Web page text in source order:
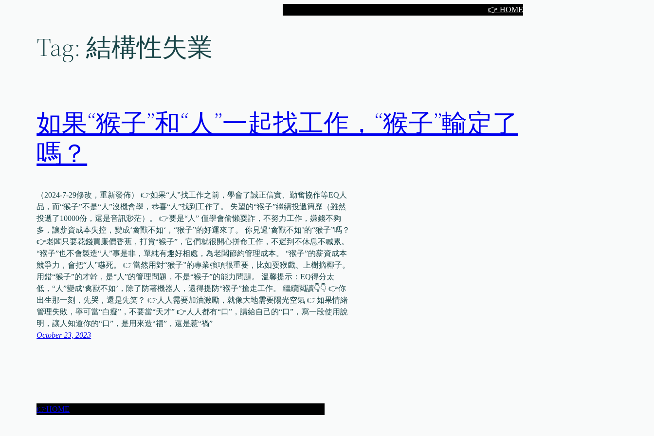
👉 HOME
Tag:結構性失業
如果“猴子”和“人”一起找工作，“猴子”輸定了
嗎？
（2024-7-29修改，重新發佈） 👉如果“人”找工作之前，學會了誠正信實、勤奮協作等EQ人
品，而“猴子”不是“人”沒機會學，恭喜“人”找到工作了。 失望的“猴子”繼續投遞簡歷（雖然
投遞了10000份，還是音訊渺茫）。 👉要是“人” 僅學會偷懶耍詐，不努力工作，嫌錢不夠
多，讓薪資成本失控，變成‘禽獸不如‘，“猴子”的好運來了。 你見過‘禽獸不如’的“猴子”嗎？
👉老闆只要花錢買廉價香蕉，打賞“猴子”，它們就很開心拼命工作，不遲到不休息不喊累。
“猴子”也不會製造“人”事是非，單純有趣好相處，為老闆節約管理成本。 “猴子”的薪資成本
競爭力，會把“人”嚇死。 👉當然用對“猴子”的專業強項很重要，比如耍猴戲、上樹摘椰子。
用錯“猴子”的才幹，是“人”的管理問題，不是“猴子”的能力問題。 溫馨提示：EQ得分太
低，“人”變成‘禽獸不如’，除了防著機器人，還得提防“猴子”搶走工作。 繼續閲讀👇👇 👉你
出生那一刻，先哭，還是先笑？ 👉人人需要加油激勵，就像大地需要陽光空氣 👉如果情緒
管理失敗，寧可當“白癡”，不要當“天才” 👉人人都有“口”，請給自己的“口”，寫一段使用說
明，讓人知道你的“口”，是用來造“福”，還是惹“禍”
October 23, 2023
👉HOME